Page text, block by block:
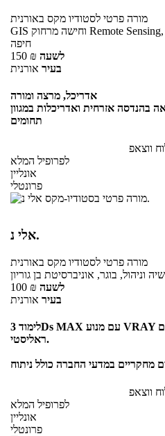
מורה פרטי לסטודיו מקס באורנית
GIS וחישה מרחוק Remote Sensing, תואר שני, בוגר, אוניברסיטת
חיפה
150 ₪ לשעה
בעיר אורנית
אדריכל, מרצה ומורה
בהנדסה אזרחית ואדריכלות במגוון
תחומים
ווצאפ
לפרופיל המלא
אונליין
פרונטלי
אלי נ.
מורה פרטי לסטודיו מקס באורנית
וניהול, בוגר, אוניברסיטת בן גוריון
100 ₪ לשעה
בעיר אורנית
לימוד 3Ds MAX עם מנוע VRAY מהכרת התוכנה ועד מידול פנים
ראליסטי.
ווצאפ
לפרופיל המלא
אונליין
פרונטלי